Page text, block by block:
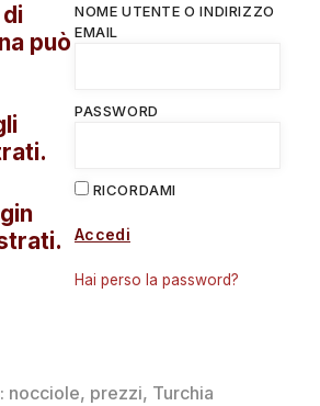
può
NOME UTENTE O INDIRIZZO
EMAIL
PASSWORD
RICORDAMI
Accedi
Hai perso la password?
nocciole, prezzi, Turchia